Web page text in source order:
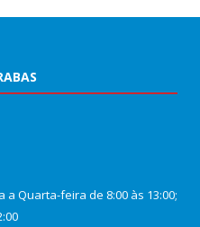
Quarta-feira de 8:00 às 13:00;